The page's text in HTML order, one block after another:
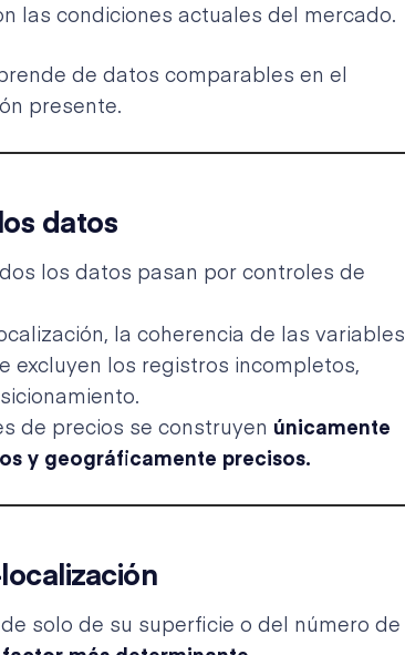
las condiciones actuales del mercado.
de datos comparables en el
presente.
datos
los datos pasan por controles de
la coherencia de las variables
excluyen los registros incompletos,
de precios se construyen únicamente
y geográficamente precisos.
solo de su superficie o del número de